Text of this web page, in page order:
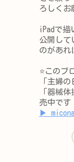
ろしくお
iPadで描
公開して
のがあ
⭐️このブ
「主婦
「器械
売中です
▶︎